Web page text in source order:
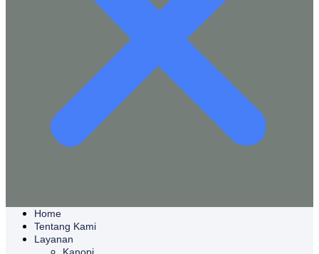
Home
Tentang Kami
Layanan